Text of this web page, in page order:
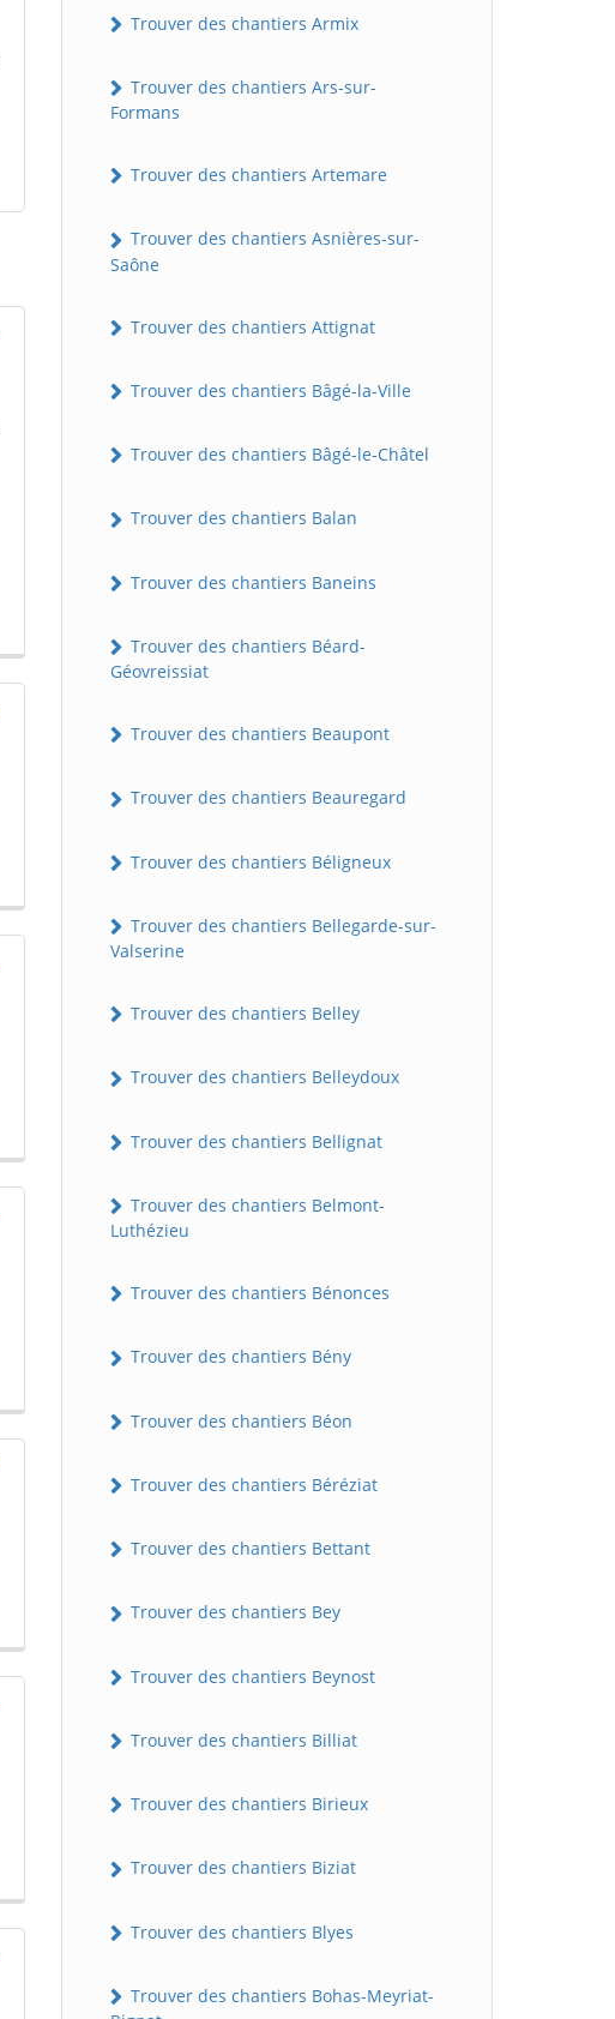
Trouver des chantiers Armix
Trouver des chantiers Ars-sur-
Formans
Trouver des chantiers Artemare
Trouver des chantiers Asnières-sur-
Saône
Trouver des chantiers Attignat
Trouver des chantiers Bâgé-la-Ville
Trouver des chantiers Bâgé-le-Châtel
Trouver des chantiers Balan
Trouver des chantiers Baneins
Trouver des chantiers Béard-
Géovreissiat
Trouver des chantiers Beaupont
Trouver des chantiers Beauregard
Trouver des chantiers Béligneux
Trouver des chantiers Bellegarde-sur-
Valserine
Trouver des chantiers Belley
Trouver des chantiers Belleydoux
Trouver des chantiers Bellignat
Trouver des chantiers Belmont-
Luthézieu
Trouver des chantiers Bénonces
Trouver des chantiers Bény
Trouver des chantiers Béon
Trouver des chantiers Béréziat
Trouver des chantiers Bettant
Trouver des chantiers Bey
Trouver des chantiers Beynost
Trouver des chantiers Billiat
Trouver des chantiers Birieux
Trouver des chantiers Biziat
Trouver des chantiers Blyes
Trouver des chantiers Bohas-Meyriat-